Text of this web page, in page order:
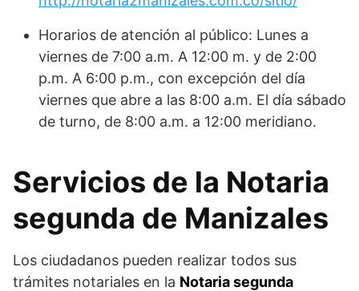
Horarios de atención al público: Lunes a
viernes de 7:00 a.m. A 12:00 m. y de 2:00
p.m. A 6:00 p.m., con excepción del día
viernes que abre a las 8:00 a.m. El día sábado
de turno, de 8:00 a.m. a 12:00 meridiano.
Servicios de la Notaria
segunda de Manizales
Los ciudadanos pueden realizar todos sus
trámites notariales en la Notaria segunda